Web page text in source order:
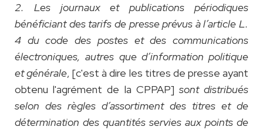
2. Les journaux et publications périodiques
bénéficiant des tarifs de presse prévus à l’article L.
4 du code des postes et des communications
électroniques, autres que d’information politique
et générale, [c'est à dire les titres de presse ayant
obtenu l'agrément de la CPPAP] sont distribués
selon des règles d’assortiment des titres et de
détermination des quantités servies aux points de